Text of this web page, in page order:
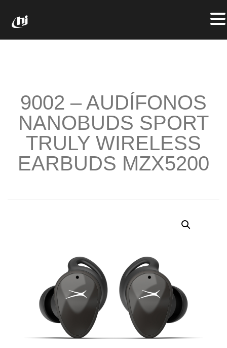
9002 – AUDÍFONOS
NANOBUDS SPORT
TRULY WIRELESS
EARBUDS MZX5200